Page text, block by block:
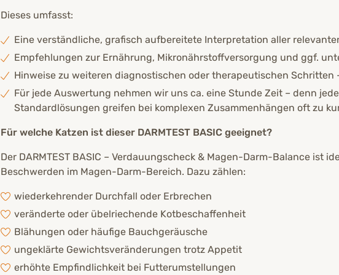
Dieses umfasst:
Eine verständliche, grafisch aufbereitete Interpretation aller
Empfehlungen zur Ernährung, Mikronährstoffversorgung und ggf.
Hinweise zu weiteren diagnostischen oder therapeutischen Schritten
Für jede Auswertung nehmen wir uns ca. eine Stunde Zeit – denn
Standardlösungen greifen bei komplexen Zusammenhängen oft zu
Für welche Katzen ist dieser DARMTEST BASIC geeignet?
Der DARMTEST BASIC – Verdauungscheck & Magen-Darm-Balance ist
Beschwerden im Magen-Darm-Bereich. Dazu zählen:
wiederkehrender Durchfall oder Erbrechen
veränderte oder übelriechende Kotbeschaffenheit
Blähungen oder häufige Bauchgeräusche
ungeklärte Gewichtsveränderungen trotz Appetit
erhöhte Empfindlichkeit bei Futterumstellungen